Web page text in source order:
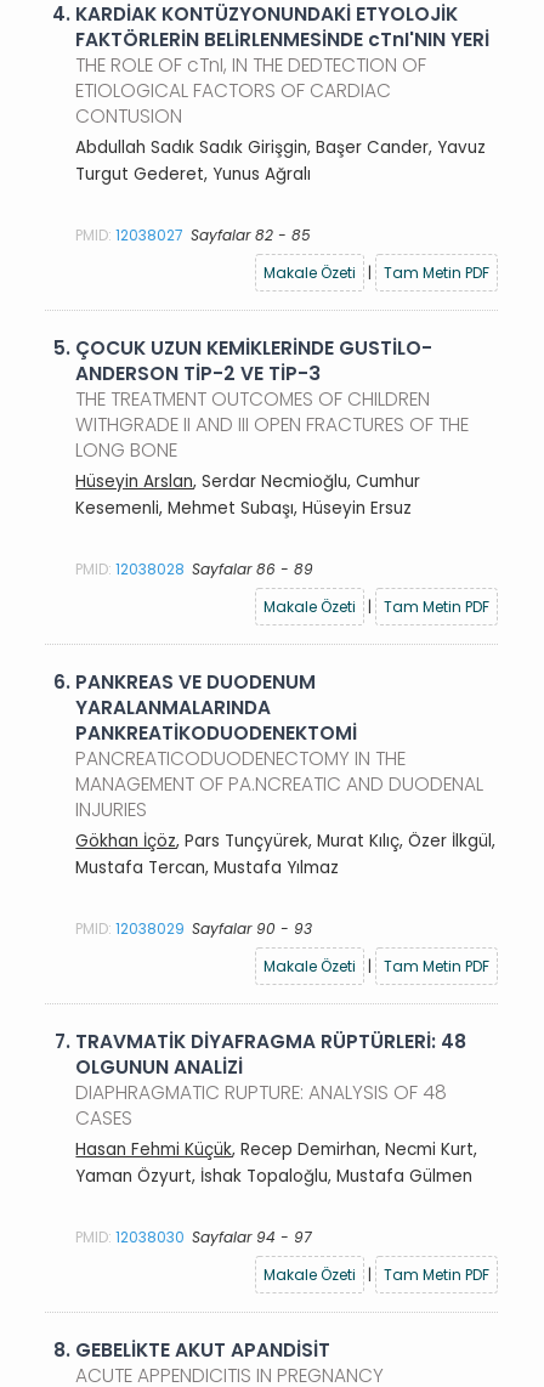
4. KARDİAK KONTÜZYONUNDAKİ ETYOLOJİK
FAKTÖRLERİN BELİRLENMESİNDE cTnI'NIN YERİ
THE ROLE OF cTnI, IN THE DEDTECTION OF
ETIOLOGICAL FACTORS OF CARDIAC
CONTUSION
Abdullah Sadık Sadık Girişgin, Başer Cander, Yavuz
Turgut Gederet, Yunus Ağralı
PMID:12038027 Sayfalar 82 - 85
Makale Özeti
| Tam Metin PDF
5. ÇOCUK UZUN KEMİKLERİNDE GUSTİLO-
ANDERSON TİP-2 VE TİP-3
THE TREATMENT OUTCOMES OF CHILDREN
WITHGRADE II AND III OPEN FRACTURES OF THE
LONG BONE
Hüseyin Arslan, Serdar Necmioğlu, Cumhur
Kesemenli, Mehmet Subaşı, Hüseyin Ersuz
PMID:12038028 Sayfalar 86 - 89
Makale Özeti
| Tam Metin PDF
6. PANKREAS VE DUODENUM
YARALANMALARINDA
PANKREATİKODUODENEKTOMİ
PANCREATICODUODENECTOMY IN THE
MANAGEMENT OF PA.NCREATIC AND DUODENAL
INJURIES
Gökhan İçöz, Pars Tunçyürek, Murat Kılıç, Özer İlkgül,
Mustafa Tercan, Mustafa Yılmaz
PMID:12038029 Sayfalar 90 - 93
Makale Özeti
| Tam Metin PDF
7. TRAVMATİK DİYAFRAGMA RÜPTÜRLERİ: 48
OLGUNUN ANALİZİ
DIAPHRAGMATIC RUPTURE: ANALYSIS OF 48
CASES
Hasan Fehmi Küçük, Recep Demirhan, Necmi Kurt,
Yaman Özyurt, İshak Topaloğlu, Mustafa Gülmen
PMID:12038030 Sayfalar 94 - 97
Makale Özeti
| Tam Metin PDF
8. GEBELİKTE AKUT APANDİSİT
ACUTE APPENDICITIS IN PREGNANCY